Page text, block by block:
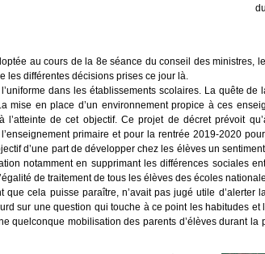
au cours de la 8e séance du conseil des ministres,
les différentes décisions prises ce jour là.
dans les établissements scolaires. La quête
mise en place d’un environnement propice à ces
l’atteinte de cet objectif. Ce projet de décret prévoit
primaire et pour la rentrée 2019-2020
d’une part de développer chez les élèves un
notamment en supprimant les différences sociales
de traitement de tous les élèves des écoles
que cela puisse paraître, n’avait pas jugé utile
sur une question qui touche à ce point les habitudes
quelconque mobilisation des parents d’élèves durant